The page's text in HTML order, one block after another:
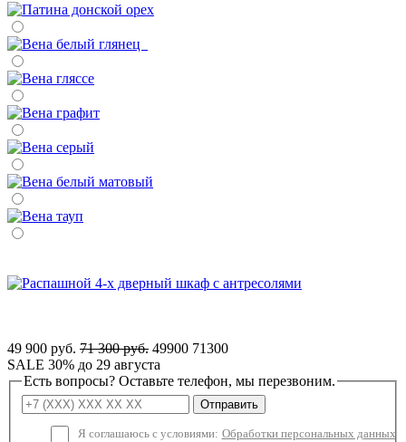
49 900 руб. 71 300 руб. 49900 71300
SALE 30% до 29 августа
Есть вопросы? Оставьте телефон, мы перезвоним.
Отправить
Я соглашаюсь с условиями: Обработки персональных данных